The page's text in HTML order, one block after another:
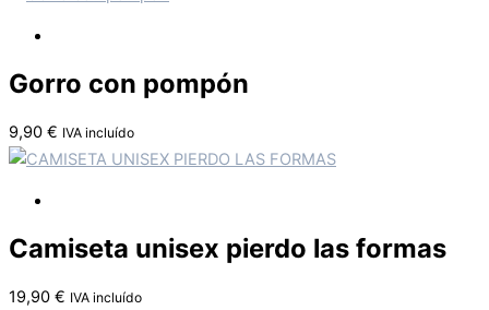
Gorro con pompón
9,90 € IVA incluído
Camiseta unisex pierdo las formas
19,90 € IVA incluído